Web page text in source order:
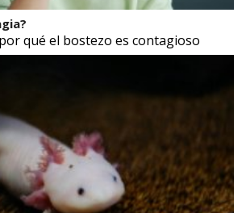
qué el bostezo es contagioso